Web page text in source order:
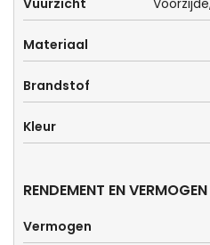
Materiaal
Brandstof
Kleur
RENDEMENT EN VERMOGEN
Vermogen